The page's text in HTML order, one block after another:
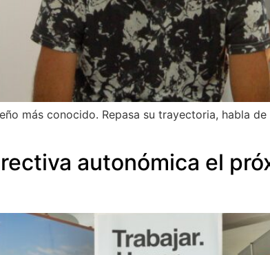
más conocido. Repasa su trayectoria, habla
autonómica el